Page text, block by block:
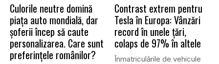
Culorile neutre domină
piața auto mondială, dar
șoferii încep să caute
personalizarea. Care sunt
preferințele românilor?
Contrast extrem pentru
Tesla în Europa: Vânzări
record în unele țări,
colaps de 97% în altele
Înmatriculările de vehicule